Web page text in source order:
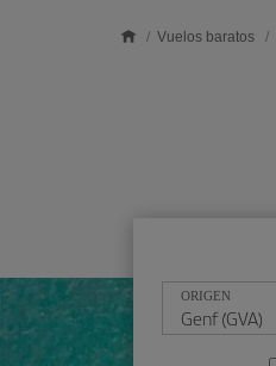
Vuelos baratos
ORIGEN